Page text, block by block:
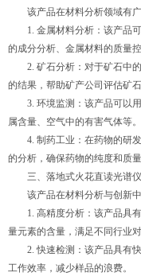
该产品在材料分析领域有广
1. 金属材料分析：该产品可
的成分分析、金属材料的质量控
2. 矿石分析：对于矿石中的
的结果，帮助矿产公司评估矿
3. 环境监测：该产品可以用
属含量、空气中的有害气体等。
4. 制药工业：在药物的研发
的分析，确保药物的纯度和质量
三、落地式火花直读光谱仪
该产品在材料分析与创新中
1. 高精度分析：该产品具有
量元素的含量，满足不同行业
2. 快速检测：该产品具有快
工作效率，减少样品的浪费。